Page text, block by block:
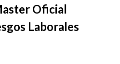
Oficial
Laborales